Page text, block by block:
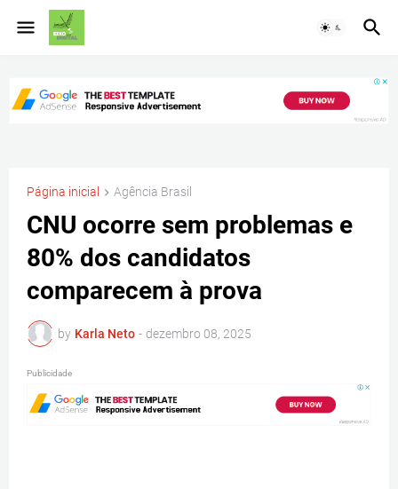
Página inicial Agência Brasil
CNU ocorre sem problemas e
80% dos candidatos
comparecem à prova
by Karla Neto - dezembro 08, 2025
Publicidade